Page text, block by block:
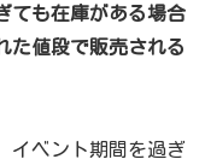
ても在庫がある場合
た値段で販売される
イベント期間を過ぎ